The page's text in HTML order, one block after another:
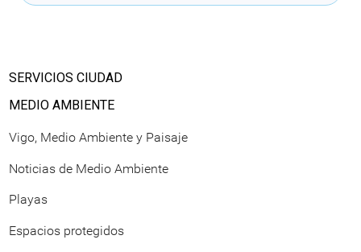
SERVICIOS CIUDAD
MEDIO AMBIENTE
Vigo, Medio Ambiente y Paisaje
Noticias de Medio Ambiente
Playas
Espacios protegidos